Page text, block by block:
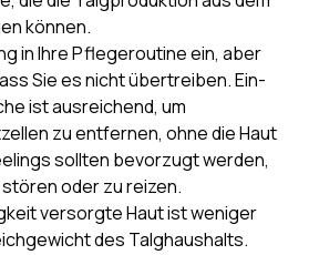
können.
in Ihre Pflegeroutine ein, aber
Sie es nicht übertreiben. Ein-
ist ausreichend, um
zu entfernen, ohne die Haut
sollten bevorzugt werden,
oder zu reizen.
versorgte Haut ist weniger
des Talghaushalts.